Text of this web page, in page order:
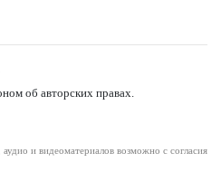
об авторских правах.
и видеоматериалов возможно с согласия